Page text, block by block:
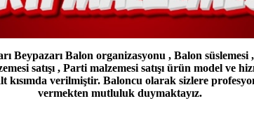
Beypazarı Balon organizasyonu , Balon süslemesi
satışı , Parti malzemesi satışı ürün model ve
kısımda verilmiştir. Baloncu olarak sizlere
vermekten mutluluk duymaktayız.